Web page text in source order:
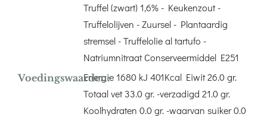
Truffel (zwart) 1,6% - Keukenzout -
Truffelolijven - Zuursel - Plantaardig
stremsel - Truffelolie al tartufo -
Natriumnitraat Conserveermiddel E251
Voedingswaarden:Energie 1680 kJ 401Kcal Eiwit 26.0 gr.
Totaal vet 33.0 gr. -verzadigd 21.0 gr.
Koolhydraten 0.0 gr. -waarvan suiker 0.0